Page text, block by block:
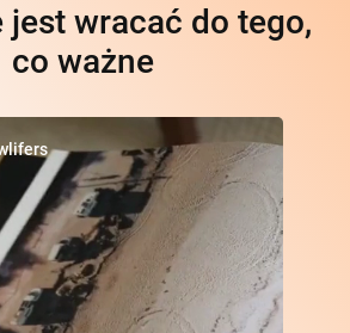
jest wracać do tego,
co ważne